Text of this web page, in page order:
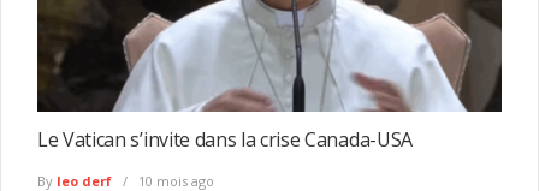
Le Vatican s’invite dans la crise Canada-USA
By leo derf 10 mois ago